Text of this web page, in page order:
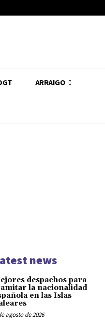
ARRAIGO
news
despachos para
la nacionalidad
en las Islas
agosto de 2026